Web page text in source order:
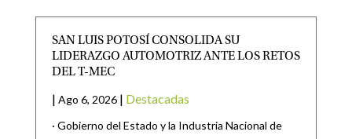
SAN LUIS POTOSÍ CONSOLIDA SU
LIDERAZGO AUTOMOTRIZ ANTE LOS RETOS
DEL T-MEC
| Ago 6, 2026 | Destacadas
· Gobierno del Estado y la Industria Nacional de